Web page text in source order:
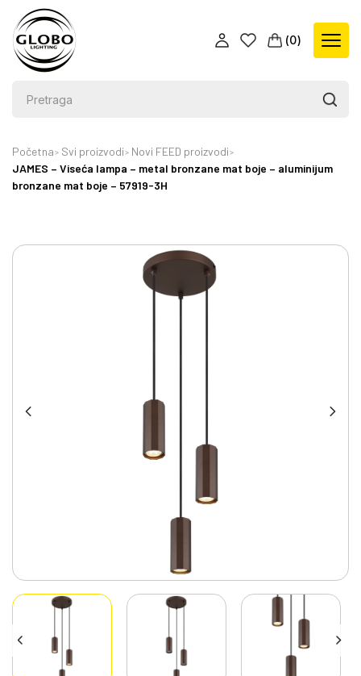
(0)
Početna Svi proizvodi
Novi FEED proizvodi
JAMES – Viseća lampa – metal bronzane mat boje – aluminijum
bronzane mat boje – 57919-3H